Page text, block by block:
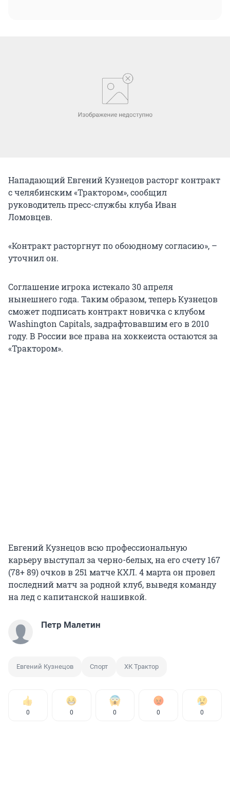
Нападающий Евгений Кузнецов расторг контракт
с челябинским «Трактором», сообщил
руководитель пресс-службы клуба Иван
Ломовцев.
«Контракт расторгнут по обоюдному согласию», –
уточнил он.
Соглашение игрока истекало 30 апреля
нынешнего года. Таким образом, теперь Кузнецов
сможет подписать контракт новичка с клубом
Washington Capitals, задрафтовавшим его в 2010
году. В России все права на хоккеиста остаются за
«Трактором».
Евгений Кузнецов всю профессиональную
карьеру выступал за черно-белых, на его счету 167
(78+ 89) очков в 251 матче КХЛ. 4 марта он провел
последний матч за родной клуб, выведя команду
на лед с капитанской нашивкой.
Петр Малетин
Евгений Кузнецов Спорт ХК Трактор
0 0 0 0 0